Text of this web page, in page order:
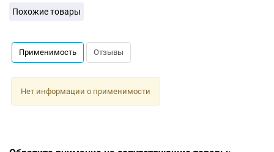
Похожие товары
Применимость Отзывы
Нет информации о применимости